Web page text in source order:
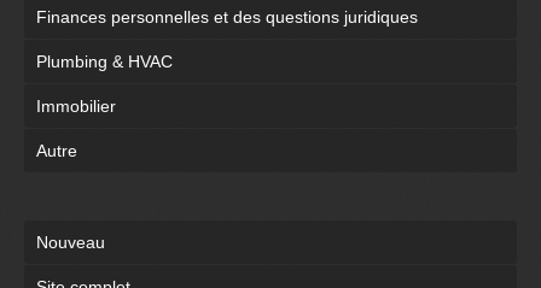
Finances personnelles et des questions juridiques
Plumbing & HVAC
Immobilier
Autre
Nouveau